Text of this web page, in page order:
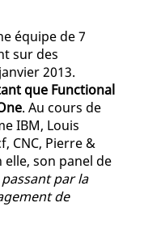
équipe de 7
sur des
2013.
que Functional
. Au cours de
IBM, Louis
CNC, Pierre &
elle, son panel de
par la
de